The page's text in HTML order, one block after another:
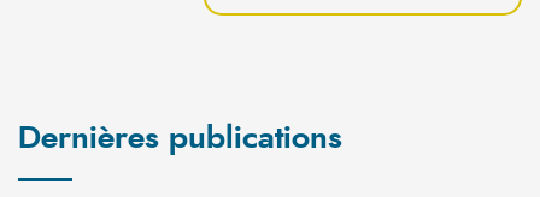
Dernières publications